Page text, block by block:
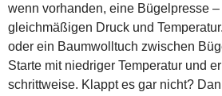
wenn vorhanden, eine Bügelpresse –
gleichmäßigen Druck und
oder ein Baumwolltuch zwischen
Starte mit niedriger Temperatur und
schrittweise. Klappt es gar nicht?